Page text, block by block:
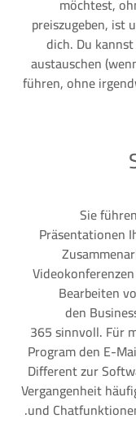
möchtest,
preiszugeben, ist
dich. Du
austauschen
führen, ohne
Sie
Präsentationen
Bearbeiten
den
365 sinnvoll. Für
Program den E-
Different zur
Vergangenheit
und